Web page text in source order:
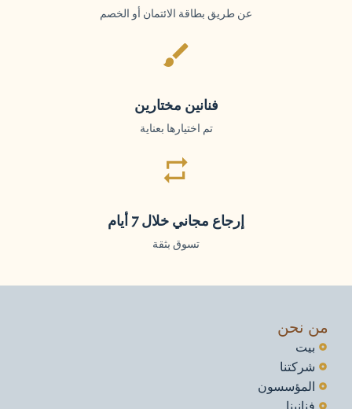
عن طريق بطاقة الائتمان أو الخصم
فنانين مختارين
تم اختيارها بعناية
إرجاع مجاني خلال 7 أيام
تسوق بثقة
نحن
شركتنا
المؤسسون
فنانينا